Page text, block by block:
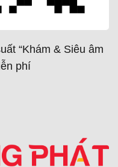
“Khám & Siêu âm
phí